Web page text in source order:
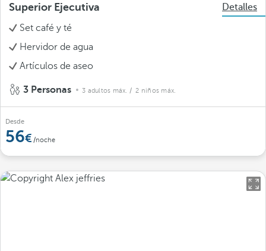
Superior Ejecutiva
Detalles
Set café y té
Hervidor de agua
Artículos de aseo
3 Personas 3 adultos máx. / 2 niños máx.
Desde
56 /noche